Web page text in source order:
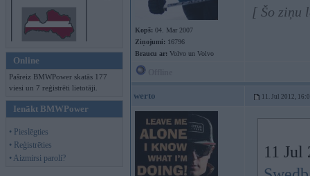
Online
Pašreiz BMWPower skatās 177
viesi un 7 reģistrēti lietotāji.
Ienākt BMWPower
• Pieslēgties
• Reģistrēties
• Aizmirsi paroli?
Kopš: 04. Mar 2007
Ziņojumi: 16796
Braucu ar: Volvo un Volvo
[ Šo ziņu
werto 11. Jul 2012,
11 Jul